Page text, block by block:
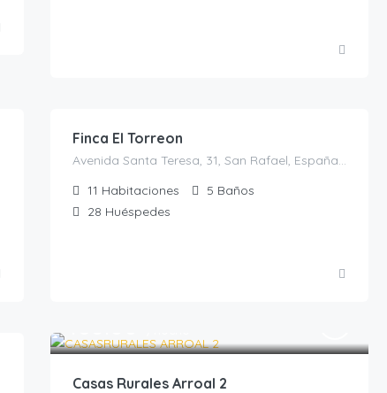
Finca El Torreon
Avenida Santa Teresa, 31, San Rafael, España, El Espinar, Casas rurales en Segovia, Castilla y León, España
11 Habitaciones 5 Baños
28 Huéspedes
Casas Rurales Arroal 2